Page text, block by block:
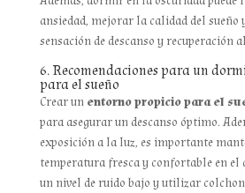
ansiedad, mejorar la calidad del sueño
sensación de descanso y recuperación
6. Recomendaciones para un
para el sueño
Crear un entorno propicio para el
para asegurar un descanso óptimo.
exposición a la luz, es importante
temperatura fresca y confortable en
un nivel de ruido bajo y utilizar